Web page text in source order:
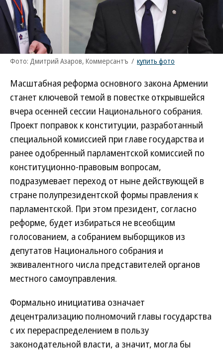
Фото: Дмитрий Азаров, Коммерсантъ / купить фото
Масштабная реформа основного закона Армении
станет ключевой темой в повестке открывшейся
вчера осенней сессии Национального собрания.
Проект поправок к конституции, разработанный
специальной комиссией при главе государства и
ранее одобренный парламентской комиссией по
конституционно-правовым вопросам,
подразумевает переход от ныне действующей в
стране полупрезидентской формы правления к
парламентской. При этом президент, согласно
реформе, будет избираться не всеобщим
голосованием, а собранием выборщиков из
депутатов Национального собрания и
эквивалентного числа представителей органов
местного самоуправления.
Формально инициатива означает
децентрализацию полномочий главы государства
с их перераспределением в пользу
законодательной власти, а значит, могла бы